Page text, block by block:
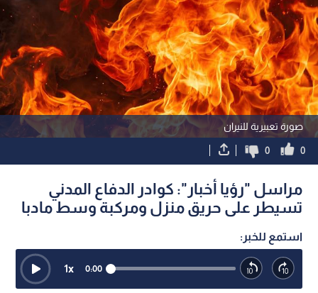
صورة تعبيرية للنيران
0
0
مراسل "رؤيا أخبار": كوادر الدفاع المدني
تسيطر على حريق منزل ومركبة وسط مادبا
استمع للخبر:
0:00
1x